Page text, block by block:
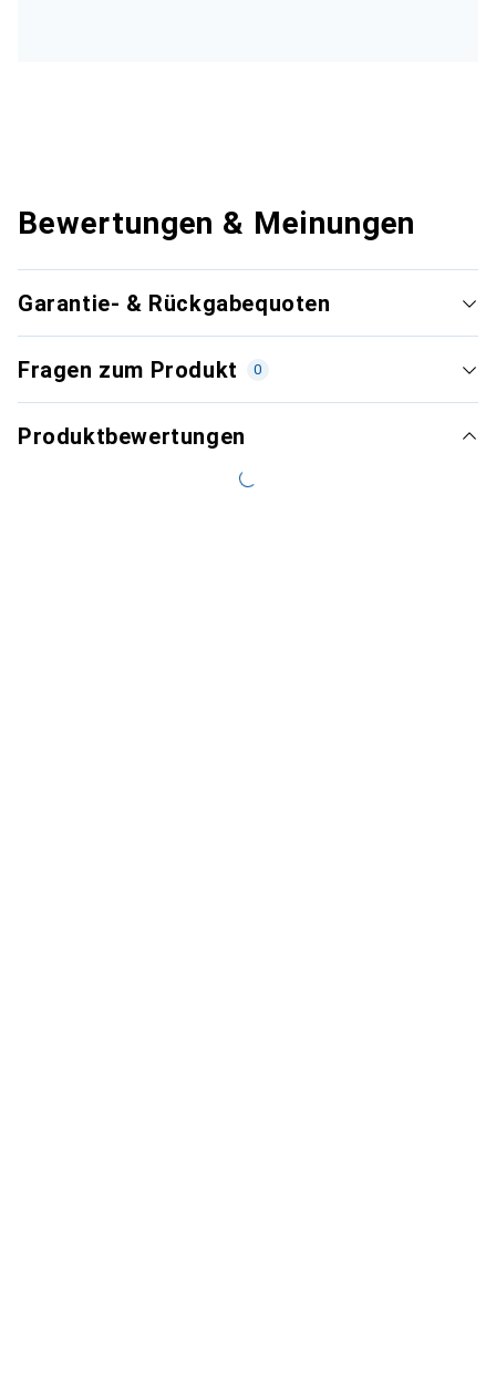
Bewertungen & Meinungen
Garantie- & Rückgabequoten
Fragen zum Produkt 0
Produktbewertungen